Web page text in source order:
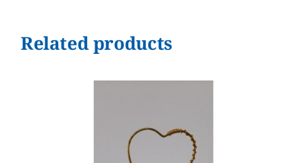
Related products